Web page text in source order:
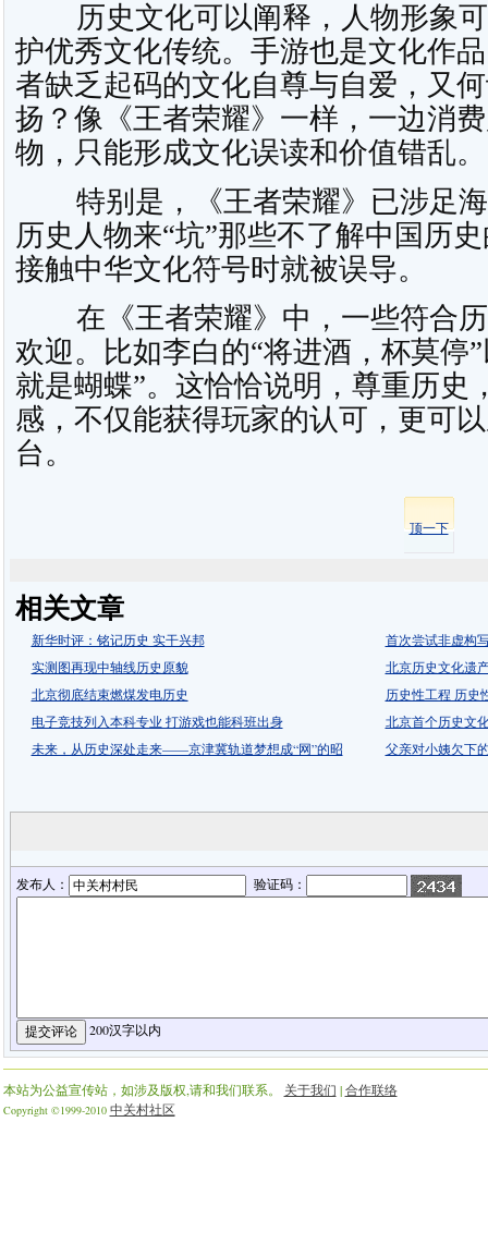
历史文化可以阐释，人物形象可
护优秀文化传统。手游也是文化作
者缺乏起码的文化自尊与自爱，又
扬？像《王者荣耀》一样，一边消
物，只能形成文化误读和价值错乱。
特别是，《王者荣耀》已涉足海
历史人物来“坑”那些不了解中国历
接触中华文化符号时就被误导。
在《王者荣耀》中，一些符合历
欢迎。比如李白的“将进酒，杯莫停
就是蝴蝶”。这恰恰说明，尊重历史
感，不仅能获得玩家的认可，更可
台。
顶一下
相关文章
新华时评：铭记历史 实干兴邦
首次尝试非虚构
实测图再现中轴线历史原貌
北京历史文化遗
北京彻底结束燃煤发电历史
历史性工程 历
电子竞技列入本科专业 打游戏也能科班出身
北京首个历史文
未来，从历史深处走来——京津冀轨道梦想成“网”的昭
父亲对小姨欠下
发布人： 验证码：
200汉字以内
本站为公益宣传站，如涉及版权,请和我们联系。 关于我们 |合作联络
Copyright ©1999-2010 中关村社区